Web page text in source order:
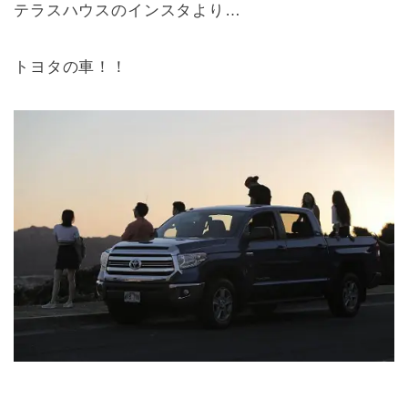
テラスハウスのインスタより…
トヨタの車！！